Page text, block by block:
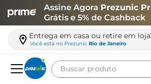
Assine Agora Prezunic
Grátis e 5% de Cashback
Entrega em casa ou retire em
Você está no Prezunic Rio de Janeiro
Buscar produto